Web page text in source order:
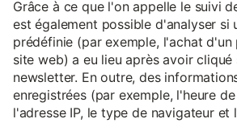
Grâce à ce que l'on appelle le suivi
est également possible d'analyser si
prédéfinie (par exemple, l'achat
site web) a eu lieu après avoir cliqué
newsletter. En outre, des
enregistrées (par exemple, l'heure
l'adresse IP, le type de navigateur et